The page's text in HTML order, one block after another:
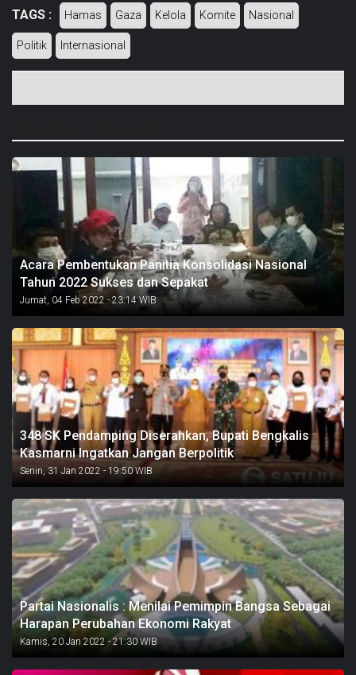
TAGS : Hamas Gaza Kelola Komite Nasional
Politik Internasional
Acara Pembentukan Panitia Konsolidasi Nasional
Tahun 2022 Sukses dan Sepakat
Jumat, 04 Feb 2022 - 23:14 WIB
348 SK Pendamping Diserahkan, Bupati Bengkalis
Kasmarni Ingatkan Jangan Berpolitik
Senin, 31 Jan 2022 - 19:50 WIB
Partai Nasionalis : Menilai Pemimpin Bangsa Sebagai
Harapan Perubahan Ekonomi Rakyat
Kamis, 20 Jan 2022 - 21:30 WIB